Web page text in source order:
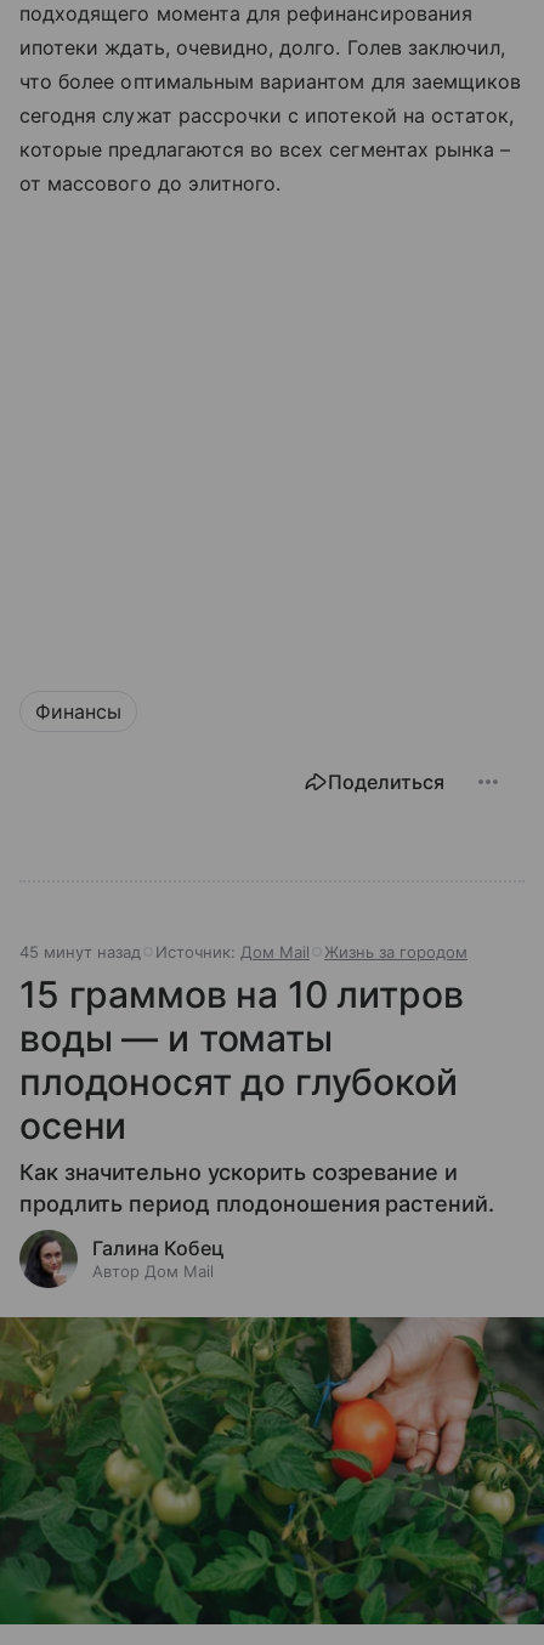
подходящего момента для рефинансирования
ипотеки ждать, очевидно, долго. Голев заключил,
что более оптимальным вариантом для заемщиков
сегодня служат рассрочки с ипотекой на остаток,
которые предлагаются во всех сегментах рынка –
от массового до элитного.
Финансы
Поделиться
45 минут назад Источник: Дом Mail Жизнь за городом
15 граммов на 10 литров
воды — и томаты
плодоносят до глубокой
осени
Как значительно ускорить созревание и
продлить период плодоношения растений.
Галина Кобец
Автор Дом Mail